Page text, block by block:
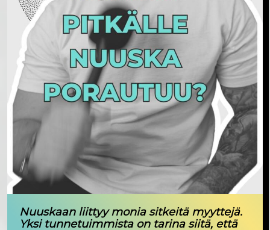
Nuuskaan liittyy monia sitkeitä myyttejä.
Yksi tunnetuimmista on tarina siitä, että